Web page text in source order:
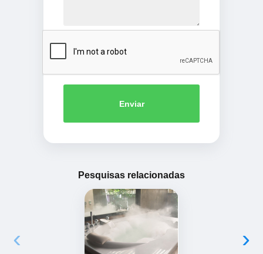
Enviar
Pesquisas relacionadas
‹ ›